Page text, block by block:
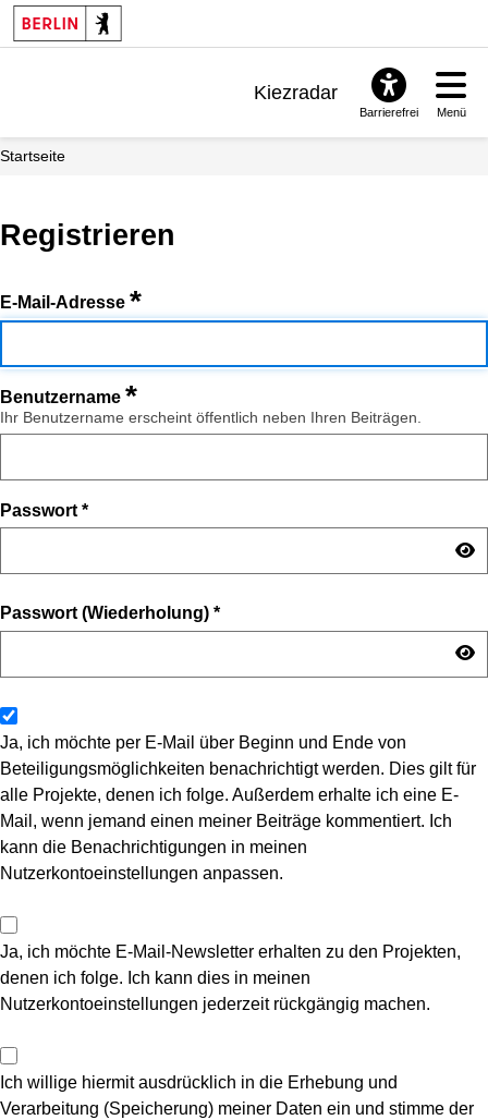
Kiezradar
Barrierefrei Menü
Startseite
Registrieren
E-Mail-Adresse *
Benutzername *
Ihr Benutzername erscheint öffentlich neben Ihren Beiträgen.
Passwort *
Passwort (Wiederholung) *
Ja, ich möchte per E-Mail über Beginn und Ende von
Beteiligungsmöglichkeiten benachrichtigt werden. Dies gilt für
alle Projekte, denen ich folge. Außerdem erhalte ich eine E-
Mail, wenn jemand einen meiner Beiträge kommentiert. Ich
kann die Benachrichtigungen in meinen
Nutzerkontoeinstellungen anpassen.
Ja, ich möchte E-Mail-Newsletter erhalten zu den Projekten,
denen ich folge. Ich kann dies in meinen
Nutzerkontoeinstellungen jederzeit rückgängig machen.
Ich willige hiermit ausdrücklich in die Erhebung und
Verarbeitung (Speicherung) meiner Daten ein und stimme der